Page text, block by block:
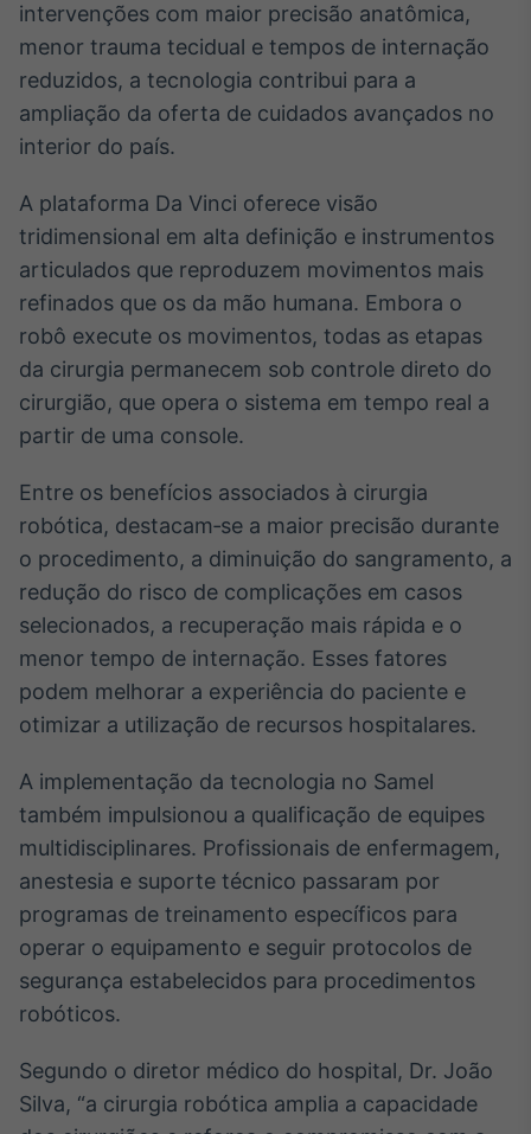
conteúdos e
Broadcast
Ticker
Broadcast
para conteúdos e
funcionalidades
Conteúdos e
dados para
displays e telas
Broadcast
Curadoria
Curadoria de
conteúdos
noticiosos
Soluções de
Tecnologia
Broadcast
Radar
inteligente de
notícias e
conteúdos
Broadcast
plataforma para
analisar fundos
de investimento
no Brasil
intervenções com maior precisão anatômica,
menor trauma tecidual e tempos de internação
reduzidos, a tecnologia contribui para a
ampliação da oferta de cuidados avançados no
interior do país.
A plataforma Da Vinci oferece visão
tridimensional em alta definição e instrumentos
articulados que reproduzem movimentos mais
refinados que os da mão humana. Embora o
robô execute os movimentos, todas as etapas
da cirurgia permanecem sob controle direto do
cirurgião, que opera o sistema em tempo real a
partir de uma console.
Entre os benefícios associados à cirurgia
robótica, destacam‑se a maior precisão durante
o procedimento, a diminuição do sangramento, a
redução do risco de complicações em casos
selecionados, a recuperação mais rápida e o
menor tempo de internação. Esses fatores
podem melhorar a experiência do paciente e
otimizar a utilização de recursos hospitalares.
A implementação da tecnologia no Samel
também impulsionou a qualificação de equipes
multidisciplinares. Profissionais de enfermagem,
anestesia e suporte técnico passaram por
programas de treinamento específicos para
operar o equipamento e seguir protocolos de
segurança estabelecidos para procedimentos
robóticos.
Segundo o diretor médico do hospital, Dr. João
Silva, “a cirurgia robótica amplia a capacidade